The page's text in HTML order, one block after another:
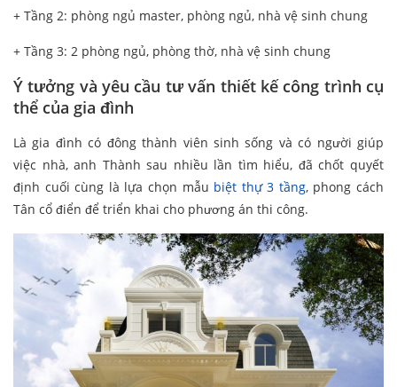
+ Tầng 2: phòng ngủ master, phòng ngủ, nhà vệ sinh chung
+ Tầng 3: 2 phòng ngủ, phòng thờ, nhà vệ sinh chung
Ý tưởng và yêu cầu tư vấn thiết kế công trình cụ
thể của gia đình
Là gia đình có đông thành viên sinh sống và có người giúp
việc nhà, anh Thành sau nhiều lần tìm hiểu, đã chốt quyết
định cuối cùng là lựa chọn mẫu biệt thự 3 tầng, phong cách
Tân cổ điển để triển khai cho phương án thi công.